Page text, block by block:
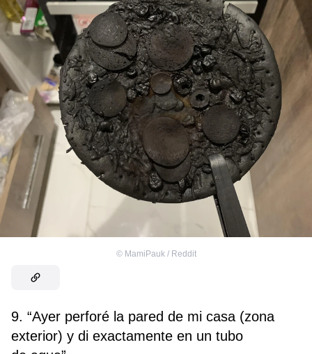
© MamiPauk / Reddit
9. “Ayer perforé la pared de mi casa (zona
exterior) y di exactamente en un tubo